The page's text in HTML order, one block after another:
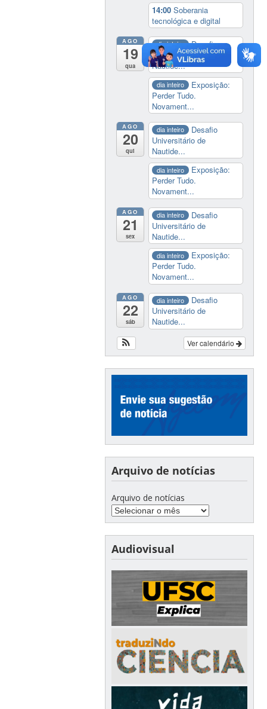
14:00Soberania
tecnológica e digital
AGO
19
qua
dia inteiro
Desafio
Universitário de
Nautide...
dia inteiro
Exposição:
Perder Tudo.
Novament...
AGO
20
qui
dia inteiro
Desafio
Universitário de
Nautide...
dia inteiro
Exposição:
Perder Tudo.
Novament...
AGO
21
sex
dia inteiro
Desafio
Universitário de
Nautide...
dia inteiro
Exposição:
Perder Tudo.
Novament...
AGO
22
sáb
dia inteiro
Desafio
Universitário de
Nautide...
Ver calendário
Arquivo de notícias
Arquivo de notícias
Audiovisual